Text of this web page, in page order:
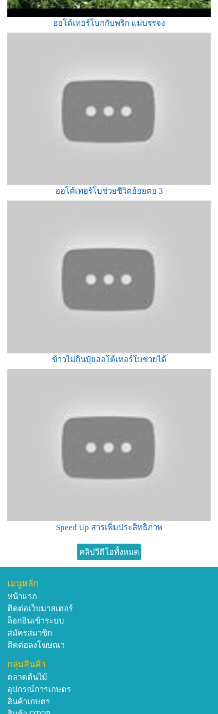
ออโต้เทอร์โบกกับพริก แม่บรรจง
ออโต้เทอร์โบช่วยชีวิตอ้อยตอ 3
ข้าวไม่กินปุ๋ยออโต้เทอร์โบช่วยได้
Speed Up สารเพิ่มประสิทธิภาพ
คลิปวีดีโอทั้งหมด
เมนูหลัก
หน้าแรก
ติดต่อเว็บมาสเตอร์
ล็อกอินเข้าระบบ
สมัครสมาชิก
ติดต่อลงโฆษณา
กลุ่มสินค้า
ตลาดต้นไม้
อุปกรณ์การเกษตร
สินค้าเกษตร